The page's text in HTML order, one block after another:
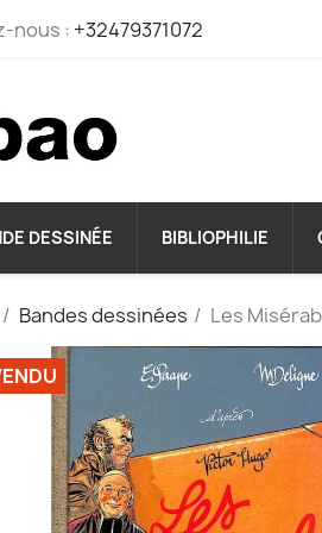
nous : +32479371072
DESSINÉE BIBLIOPHILIE
Bandes dessinées Les